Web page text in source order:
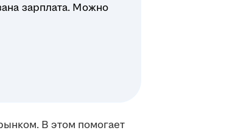
зарплата. Можно
В этом помогает